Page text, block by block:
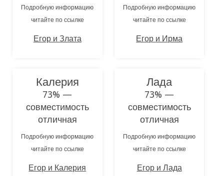
Подробную информацию
читайте по ссылке
Егор и Злата
Подробную информацию
читайте по ссылке
Егор и Ирма
Калерия
73% —
совместимость
отличная
Подробную информацию
читайте по ссылке
Егор и Калерия
Лада
73% —
совместимость
отличная
Подробную информацию
читайте по ссылке
Егор и Лада